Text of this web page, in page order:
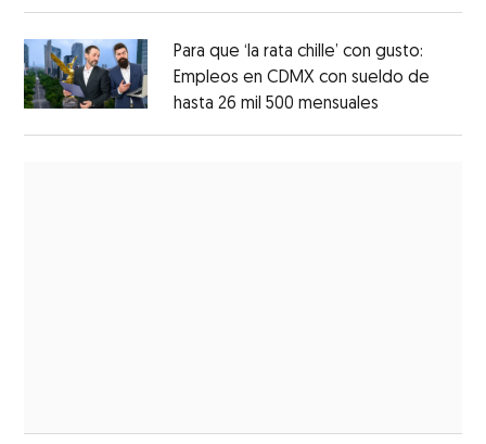
Para que ‘la rata chille’ con gusto:
Empleos en CDMX con sueldo de
hasta 26 mil 500 mensuales